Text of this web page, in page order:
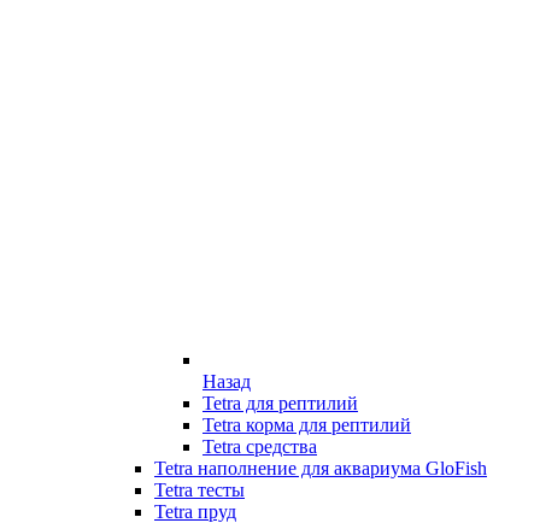
Назад
Tetra для рептилий
Tetra корма для рептилий
Tetra средства
Tetra наполнение для аквариума GloFish
Tetra тесты
Tetra пруд